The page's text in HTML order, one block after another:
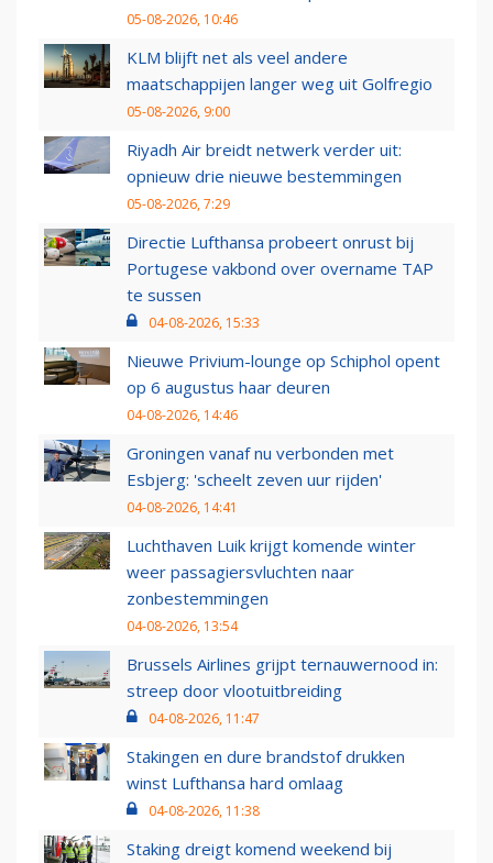
05-08-2026, 10:46
KLM blijft net als veel andere
maatschappijen langer weg uit Golfregio
05-08-2026, 9:00
Riyadh Air breidt netwerk verder uit:
opnieuw drie nieuwe bestemmingen
05-08-2026, 7:29
Directie Lufthansa probeert onrust bij
Portugese vakbond over overname TAP
te sussen
04-08-2026, 15:33
Nieuwe Privium-lounge op Schiphol opent
op 6 augustus haar deuren
04-08-2026, 14:46
Groningen vanaf nu verbonden met
Esbjerg: 'scheelt zeven uur rijden'
04-08-2026, 14:41
Luchthaven Luik krijgt komende winter
weer passagiersvluchten naar
zonbestemmingen
04-08-2026, 13:54
Brussels Airlines grijpt ternauwernood in:
streep door vlootuitbreiding
04-08-2026, 11:47
Stakingen en dure brandstof drukken
winst Lufthansa hard omlaag
04-08-2026, 11:38
Staking dreigt komend weekend bij